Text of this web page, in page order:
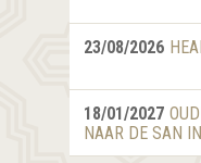
23/08/2026
18/01/2027
NAAR DE SAN